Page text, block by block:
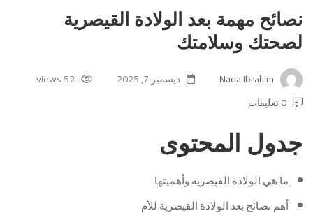
نصائح مهمة بعد الولادة القيصرية
لصحتك وسلامتك
ديسمبر 7, 2025
52 views
0 تعليقات
جدول المحتوى
ما هي الولادة القيصرية وأهميتها
أهم نصائح بعد الولادة القيصرية للأم